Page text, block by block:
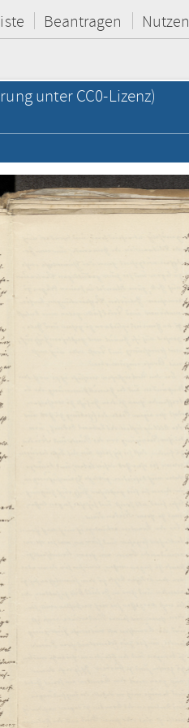
Beantragen Nutzen
unter CC0-Lizenz)